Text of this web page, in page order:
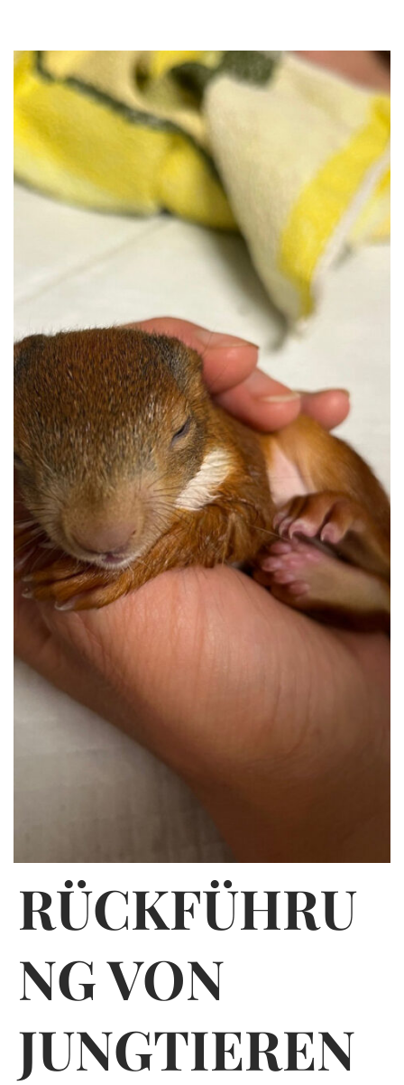
RÜCKFÜHRU
NG VON
JUNGTIEREN